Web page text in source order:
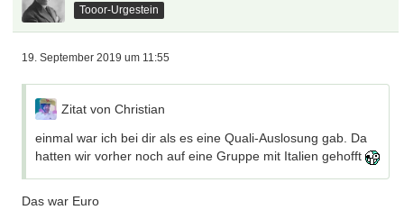
Tooor-Urgestein
19. September 2019 um 11:55
Zitat von Christian
einmal war ich bei dir als es eine Quali-Auslosung gab. Da
hatten wir vorher noch auf eine Gruppe mit Italien gehofft
Das war Euro